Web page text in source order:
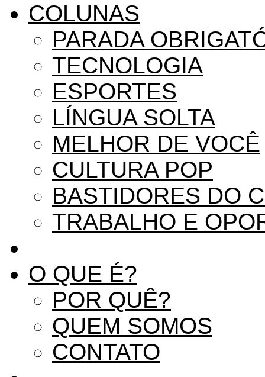
COLUNAS
PARADA
TECNOLOGIA
ESPORTES
LÍNGUA SOLTA
MELHOR DE VOCÊ
CULTURA POP
BASTIDORES DO
TRABALHO E
O QUE É?
POR QUÊ?
QUEM SOMOS
CONTATO